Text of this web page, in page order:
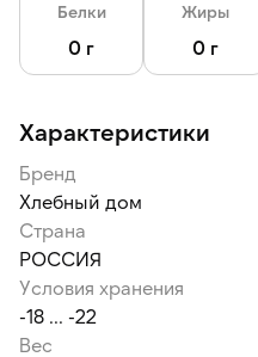
Белки
0 г
Жиры
0 г
Характеристики
Бренд
Хлебный дом
Страна
РОССИЯ
Условия хранения
-18 ... -22
Вес